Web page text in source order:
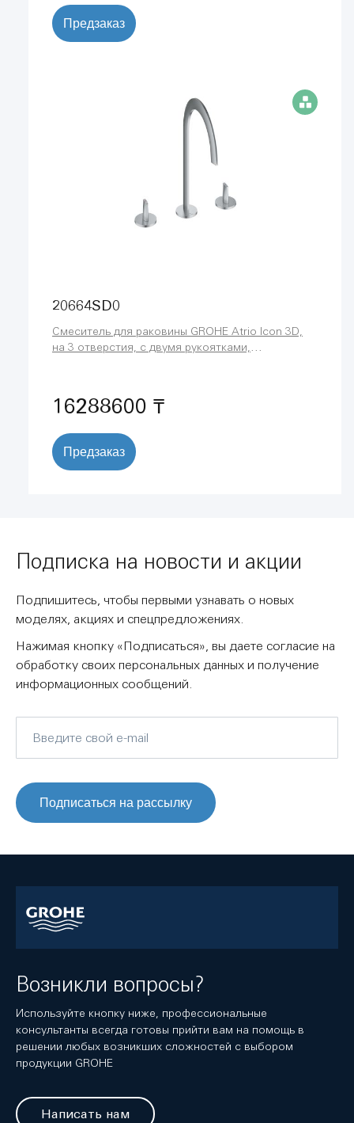
Предзаказ
20664SD0
Смеситель для раковины GROHE Atrio Icon 3D,
на 3 отверстия, с двумя рукоятками,
16288600 ₸
Предзаказ
Подписка на новости и акции
Подпишитесь, чтобы первыми узнавать о новых
моделях, акциях и спецпредложениях.
Нажимая кнопку «Подписаться», вы даете согласие на
обработку своих персональных данных и получение
информационных сообщений.
Подписаться на рассылку
Возникли вопросы?
Используйте кнопку ниже, профессиональные
консультанты всегда готовы прийти вам на помощь в
решении любых возникших сложностей с выбором
продукции GROHE
Написать нам